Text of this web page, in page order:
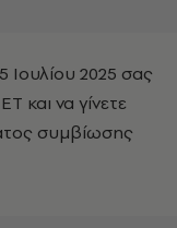
2025 σας
και να γίνετε
συμβίωσης